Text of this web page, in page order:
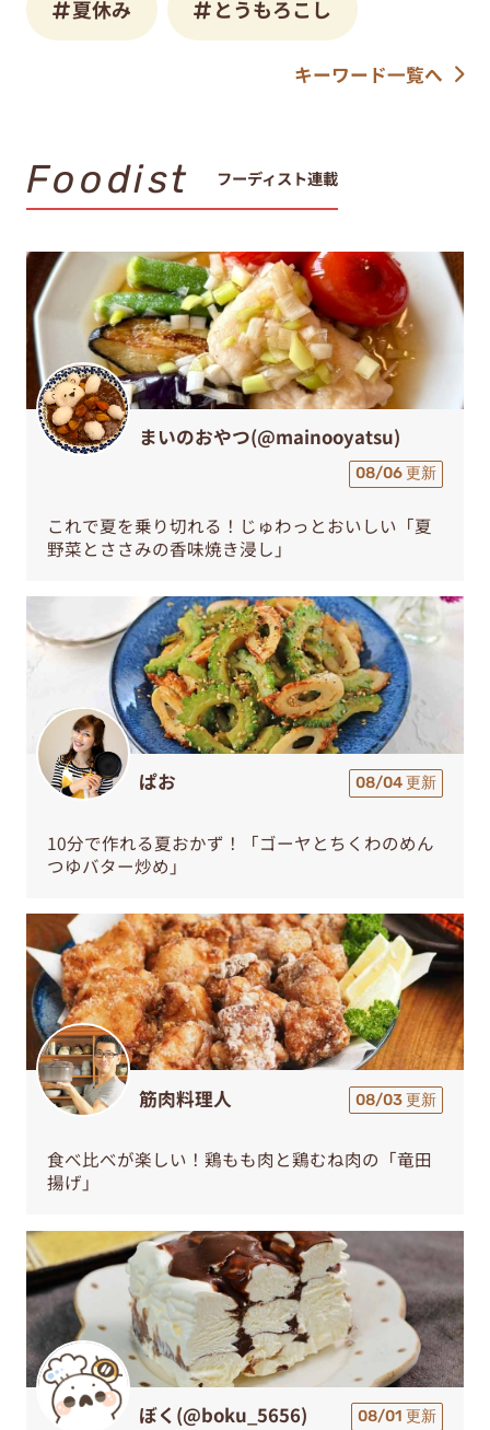
夏休み とうもろこし
キーワード一覧へ
Foodist フーディスト連載
まいのおやつ(@mainooyatsu)
08/06 更新
これで夏を乗り切れる！じゅわっとおいしい「夏
野菜とささみの香味焼き浸し」
ぱお 08/04 更新
10分で作れる夏おかず！「ゴーヤとちくわのめん
つゆバター炒め」
筋肉料理人 08/03 更新
食べ比べが楽しい！鶏もも肉と鶏むね肉の「竜田
揚げ」
ぼく(@boku_5656) 08/01 更新